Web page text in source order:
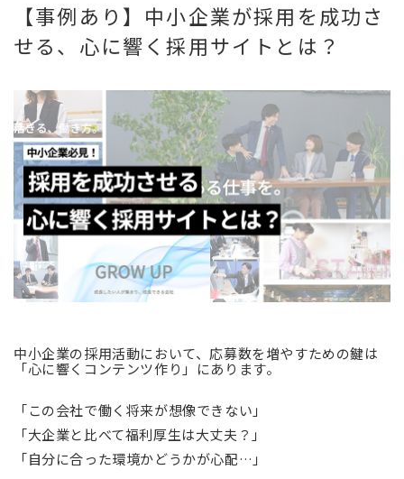
【事例あり】中小企業が採用を成功さ
せる、心に響く採用サイトとは？
中小企業の採用活動において、応募数を増やすための鍵は
「心に響くコンテンツ作り」にあります。
「この会社で働く将来が想像できない」
「大企業と比べて福利厚生は大丈夫？」
「自分に合った環境かどうかが心配…」